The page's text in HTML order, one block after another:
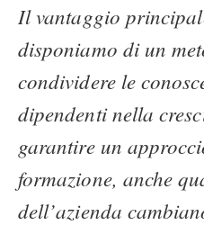
Il vantaggio
disponiamo di un
condividere le
dipendenti nella
garantire un
formazione, anche
dell’azienda